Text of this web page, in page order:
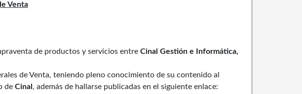
Venta
de productos y servicios entre Cinal Gestión e Informática,
de Venta, teniendo pleno conocimiento de su contenido al
de Cinal , además de hallarse publicadas en el siguiente enlace: